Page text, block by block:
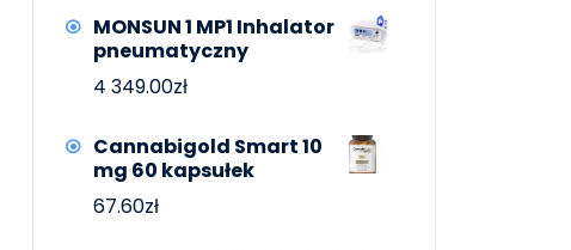
MONSUN 1 MP1 Inhalator
pneumatyczny
4 349.00zł
Cannabigold Smart 10
mg 60 kapsułek
67.60zł